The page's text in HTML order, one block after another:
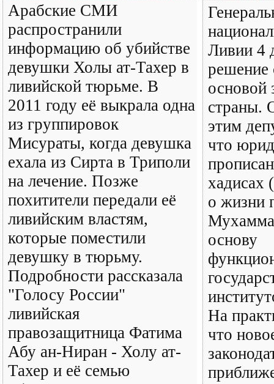
Арабские СМИ
распространили
информацию об убийстве
девушки Холы ат-Тахер в
ливийской тюрьме. В
2011 году её выкрала одна
из группировок
Мисураты, когда девушка
ехала из Сирта в Триполи
на лечение. Позже
похитители передали её
ливийским властям,
которые поместили
девушку в тюрьму.
Подробности рассказала
"Голосу России"
ливийская
правозащитница Фатима
Абу ан-Ниран - Холу ат-
Тахер и её семью
Ливии 4
решение
основой
страны.
этим
что
хадисах
о жизни
основу
На
что